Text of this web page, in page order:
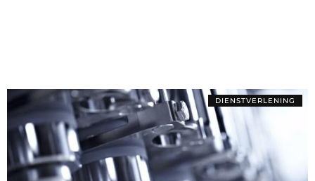
DIENSTVERLENING